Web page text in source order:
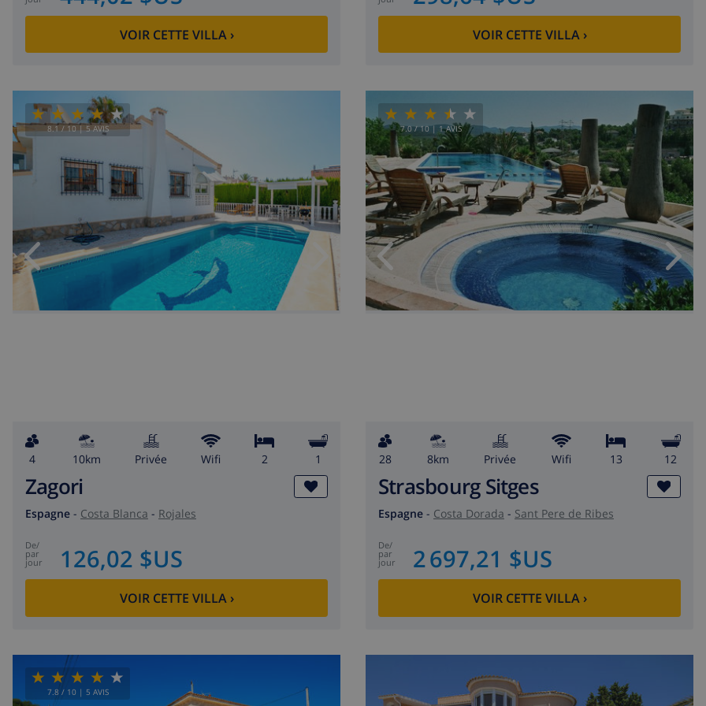
VOIR CETTE VILLA› VOIR CETTE VILLA›
8.1/ 10 |5 AVIS
4 10km privée wifi 2 1
Zagori
Espagne - Costa Blanca - Rojales
de/
par
jour 126,02 $US
VOIR CETTE VILLA›
7.0/ 10 | 1 AVIS
28 8km privée wifi 13 12
Strasbourg Sitges
Espagne - Costa Dorada - Sant Pere de Ribes
de/
par
jour 2 697,21 $US
VOIR CETTE VILLA›
7.8 / 10 | 5 AVIS